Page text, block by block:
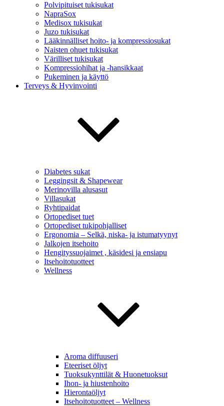
Polvipituiset tukisukat
NapraSox
Medisox tukisukat
Juzo tukisukat
Lääkinnälliset hoito- ja kompressiosukat
Naisten ohuet tukisukat
Värilliset tukisukat
Kompressiohihat ja -hansikkaat
Pukeminen ja käyttö
Terveys & Hyvinvointi
Diabetes sukat
Leggingsit & Shapewear
Merinovilla alusasut
Villasukat
Ryhtipaidat
Ortopediset tuet
Ortopediset tukipohjalliset
Ergonomia – Selkä, niska- ja istumatyynyt
Jalkojen itsehoito
Hengityssuojaimet , käsidesi ja ensiapu
Itsehoitotuotteet
Wellness
Aroma diffuuseri
Eteeriset öljyt
Tuoksukynttilät & Huonetuoksut
Ihon- ja hiustenhoito
Hierontaöljyt
Itsehoitotuotteet – Wellness